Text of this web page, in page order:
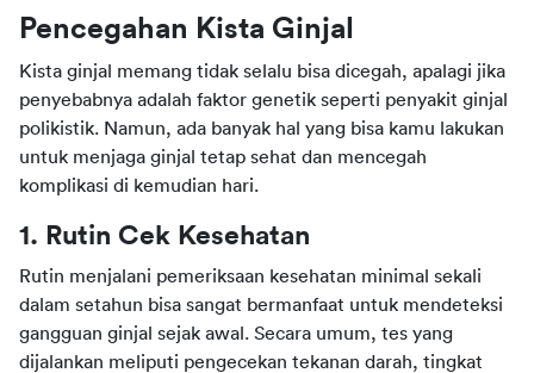
Pencegahan Kista Ginjal
Kista ginjal memang tidak selalu bisa dicegah, apalagi jika
penyebabnya adalah faktor genetik seperti penyakit ginjal
polikistik. Namun, ada banyak hal yang bisa kamu lakukan
untuk menjaga ginjal tetap sehat dan mencegah
komplikasi di kemudian hari.
1. Rutin Cek Kesehatan
Rutin menjalani pemeriksaan kesehatan minimal sekali
dalam setahun bisa sangat bermanfaat untuk mendeteksi
gangguan ginjal sejak awal. Secara umum, tes yang
dijalankan meliputi pengecekan tekanan darah, tingkat